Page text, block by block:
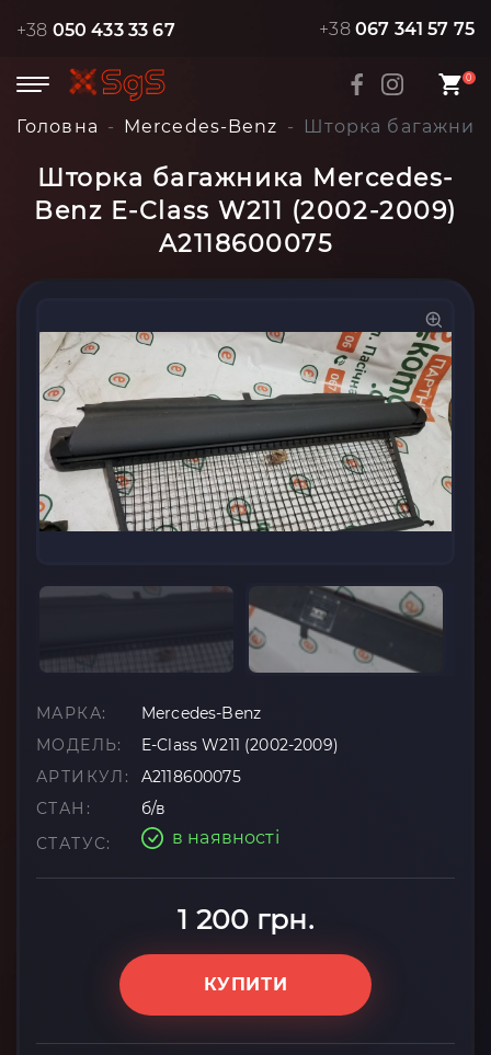
+38 050 433 33 67 +38 067 341 57 75
0
Головна Mercedes-Benz Шторка
Шторка багажника Mercedes-
Benz E-Class W211 (2002-2009)
A2118600075
МАРКА:
Mercedes-Benz
МОДЕЛЬ:
E-Class W211 (2002-2009)
АРТИКУЛ:
A2118600075
СТАН:
б/в
СТАТУС:
в наявності
1 200 грн.
КУПИТИ